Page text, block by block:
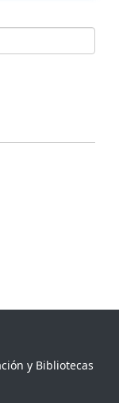
y Bibliotecas